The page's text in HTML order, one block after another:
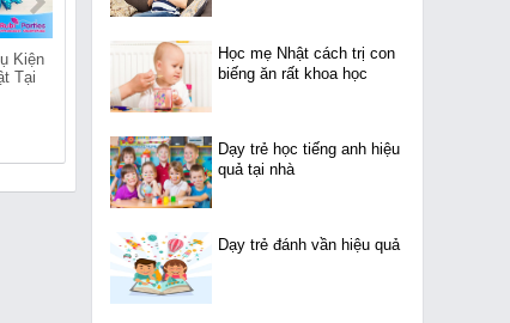
Kiện
Tại
Cửa Hàng Bán Phụ Kiện
Trang Trí Sinh Nhật Tại
Quốc Tử Giám
Cửa Hàng Bán Phụ Kiện
Trang Trí Sinh Nhật Tại
Học mẹ Nhật cách trị con
biếng ăn rất khoa học
Dạy trẻ học tiếng anh hiệu
quả tại nhà
Dạy trẻ đánh vần hiệu quả